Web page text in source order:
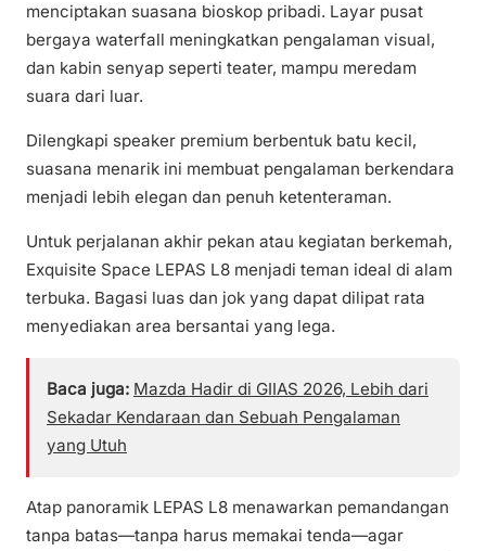
menciptakan suasana bioskop pribadi. Layar pusat
bergaya waterfall meningkatkan pengalaman visual,
dan kabin senyap seperti teater, mampu meredam
suara dari luar.
Dilengkapi speaker premium berbentuk batu kecil,
suasana menarik ini membuat pengalaman berkendara
menjadi lebih elegan dan penuh ketenteraman.
Untuk perjalanan akhir pekan atau kegiatan berkemah,
Exquisite Space LEPAS L8 menjadi teman ideal di alam
terbuka. Bagasi luas dan jok yang dapat dilipat rata
menyediakan area bersantai yang lega.
Baca juga: Mazda Hadir di GIIAS 2026, Lebih dari
Sekadar Kendaraan dan Sebuah Pengalaman
yang Utuh
Atap panoramik LEPAS L8 menawarkan pemandangan
tanpa batas—tanpa harus memakai tenda—agar